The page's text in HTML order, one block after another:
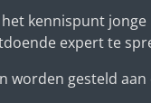
kennispunt
expert te
worden gesteld